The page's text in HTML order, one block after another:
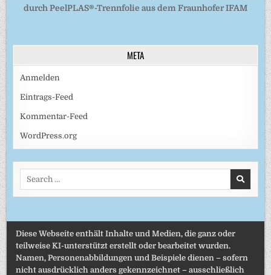
durch PeelPLAS®-Trennfolie aus dem Fraunhofer IFAM
META
Anmelden
Eintrags-Feed
Kommentar-Feed
WordPress.org
Search
Diese Webseite enthält Inhalte und Medien, die ganz oder
teilweise KI-unterstützt erstellt oder bearbeitet wurden.
Namen, Personenabbildungen und Beispiele dienen – sofern
nicht ausdrücklich anders gekennzeichnet – ausschließlich